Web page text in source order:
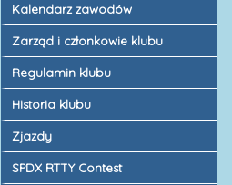
Kalendarz zawodów
Zarząd i członkowie klubu
Regulamin klubu
Historia klubu
Zjazdy
SPDX RTTY Contest